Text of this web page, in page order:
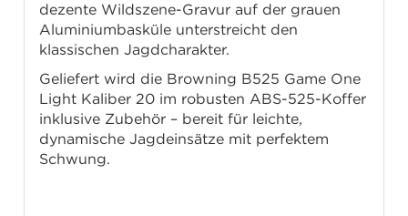
dezente Wildszene-Gravur auf der grauen
Aluminiumbasküle unterstreicht den
klassischen Jagdcharakter.
Geliefert wird die Browning B525 Game One
Light Kaliber 20 im robusten ABS-525-Koffer
inklusive Zubehör – bereit für leichte,
dynamische Jagdeinsätze mit perfektem
Schwung.